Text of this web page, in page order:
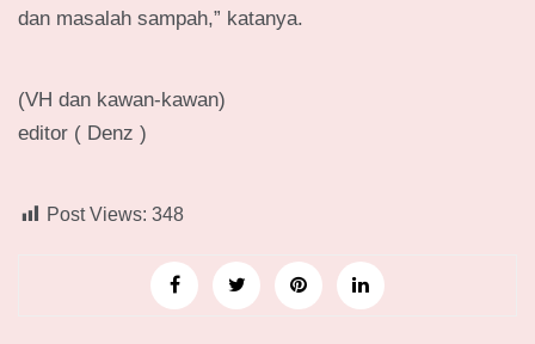
dan masalah sampah,” katanya.
(VH dan kawan-kawan)
editor ( Denz )
Post Views: 348